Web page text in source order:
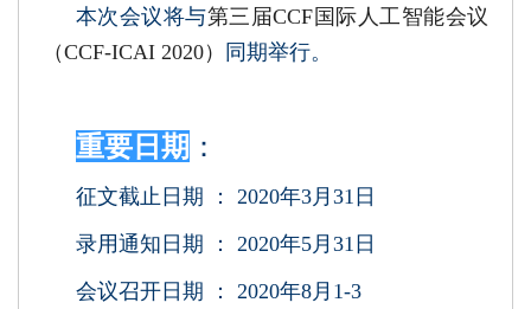
本次会议将与第三届CCF国际人工智能会议
（CCF-ICAI 2020）
同期举行。
重要日期 ：
征文截止日期 ： 2020年3月31日
录用通知日期 ： 2020年5月31日
会议召开日期 ： 2020年8月1-3